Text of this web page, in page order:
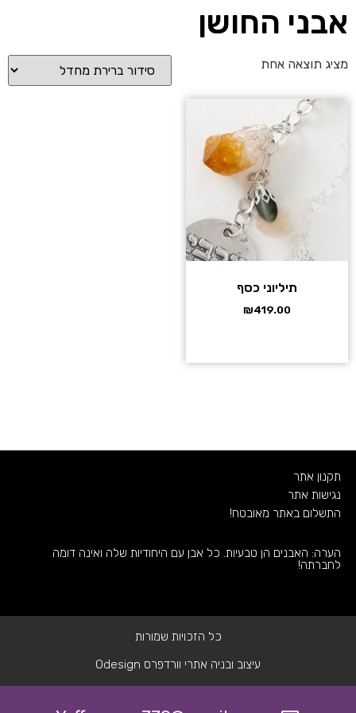
אבני החושן
מציג תוצאה אחת
תיליוני כסף
₪419.00
תקנון אתר
נגישות אתר
התשלום באתר מאובטח!
הערה: האבנים הן טבעיות. כל אבן עם היחודיות שלה ואינה דומה
לחברתה!
כל הזכויות שמורות
עיצוב ובניה אתרי וורדפרס Odesign